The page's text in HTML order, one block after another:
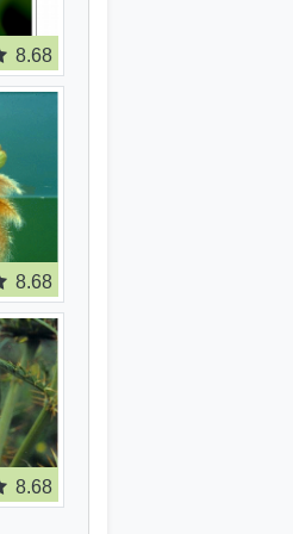
8.68
8.68
8.68